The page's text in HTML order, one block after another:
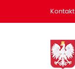
Kontakt